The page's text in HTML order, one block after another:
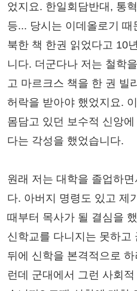
었지요. 한일회담반대, 통
등... 당시는 이데올로기
북한 책 한권 읽었다고 10
니다. 더군다나 저는 철학
고 마르크스 책을 한 권 빌
허락을 받아야 했었지요.
몸담고 있던 보수적 신앙
다는 각성을 했었습니다.
원래 저는 대학을 졸업하
다. 아버지 명령도 있고 제
때부터 목사가 될 결심을
신학교를 다니지는 못하고
뒤에 신학을 본격적으로
런데 군대에서 그런 사회